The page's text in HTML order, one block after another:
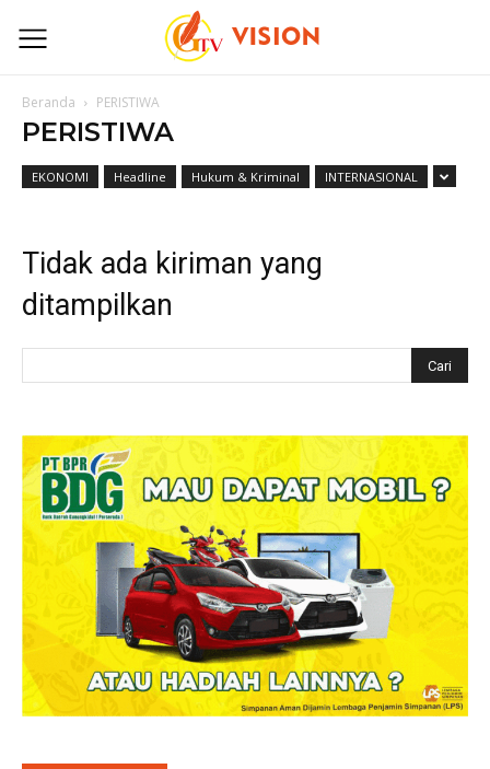
Beranda PERISTIWA
PERISTIWA
EKONOMI Headline Hukum & Kriminal INTERNASIONAL
Tidak ada kiriman yang
ditampilkan